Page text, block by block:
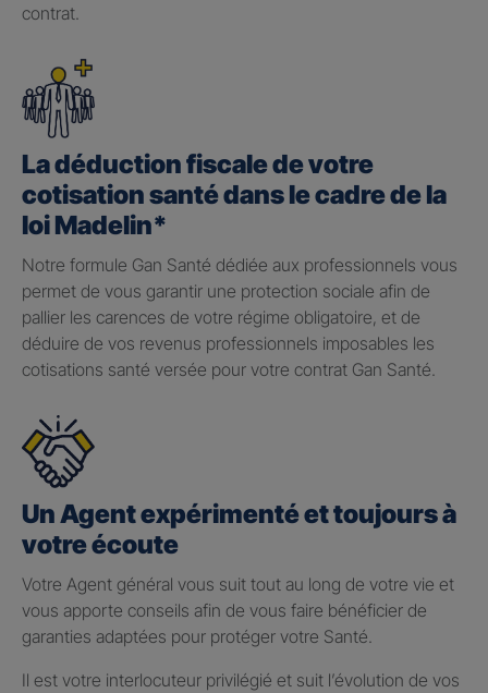
contrat.
La déduction fiscale de votre
cotisation santé dans le cadre de la
loi Madelin*
Notre formule Gan Santé dédiée aux professionnels vous
permet de vous garantir une protection sociale afin de
pallier les carences de votre régime obligatoire, et de
déduire de vos revenus professionnels imposables les
cotisations santé versée pour votre contrat Gan Santé.
Un Agent expérimenté et toujours à
votre écoute
Votre Agent général vous suit tout au long de votre vie et
vous apporte conseils afin de vous faire bénéficier de
garanties adaptées pour protéger votre Santé.
Il est votre interlocuteur privilégié et suit l’évolution de vos